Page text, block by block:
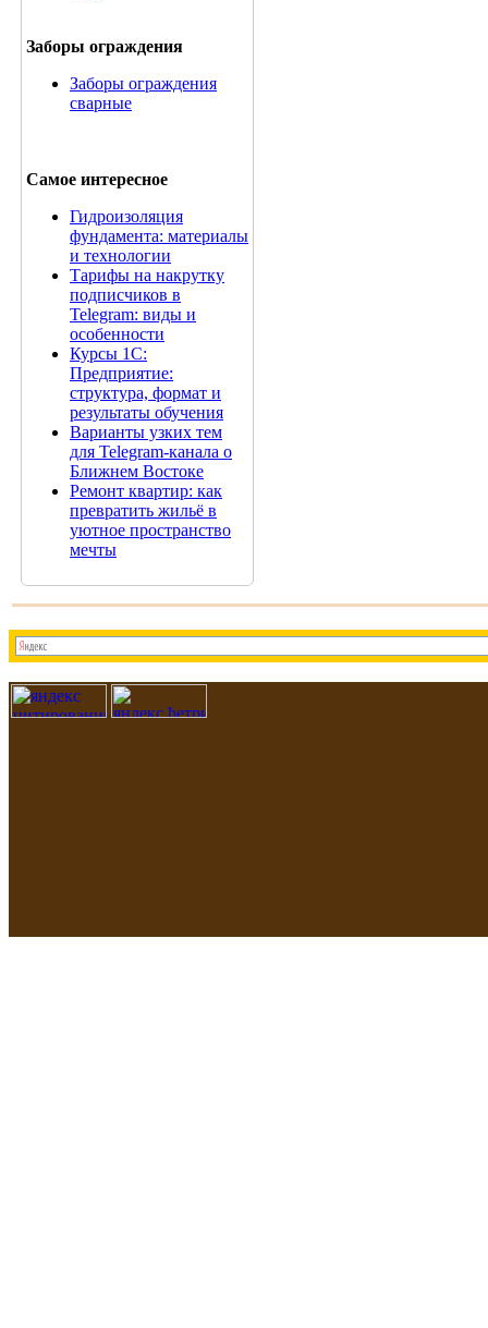
Заборы ограждения
Заборы ограждения
сварные
Самое интересное
Гидроизоляция
фундамента: материалы
и технологии
Тарифы на накрутку
подписчиков в
Telegram: виды и
особенности
Курсы 1С:
Предприятие:
структура, формат и
результаты обучения
Варианты узких тем
для Telegram-канала о
Ближнем Востоке
Ремонт квартир: как
превратить жильё в
уютное пространство
мечты